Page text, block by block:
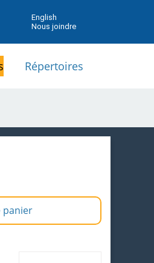
English
Nous joindre
Répertoires
panier